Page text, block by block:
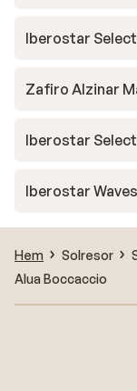
Iberostar
Zafiro Alzinar
Iberostar
Iberostar
Hem Solresor
Alua Boccaccio